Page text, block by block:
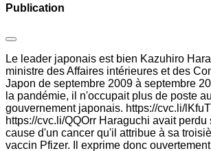
Publication
Le leader japonais est bien Kazuhiro
ministre des Affaires intérieures et des
Japon de septembre 2009 à septembre
la pandémie, il n'occupait plus de poste
gouvernement japonais. https://cvc.li/lKfuT
https://cvc.li/QQOrr Haraguchi avait perdu
cause d'un cancer qu'il attribue à sa
vaccin Pfizer. Il exprime donc